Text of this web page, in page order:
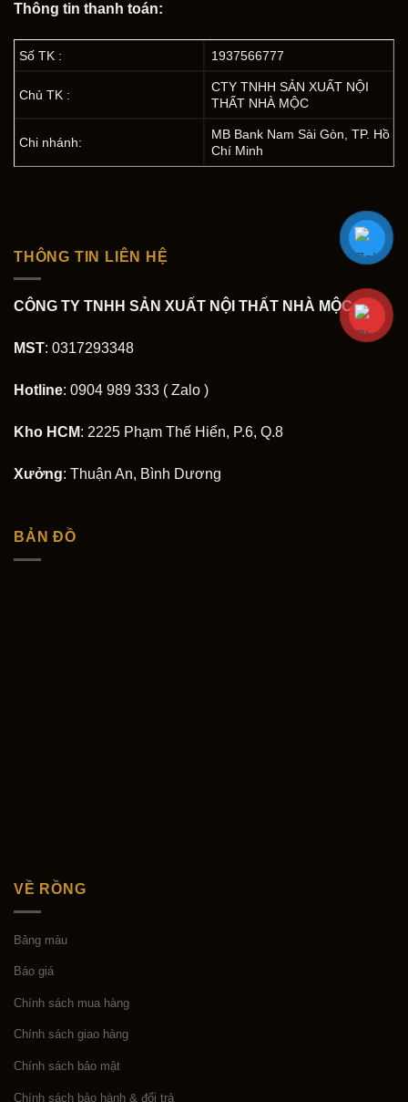
Thông tin thanh toán:
Số TK : 1937566777
Chủ TK :
CTY TNHH SẢN XUẤT NỘI
THẤT NHÀ MỘC
Chi nhánh:
MB Bank Nam Sài Gòn, TP. Hồ
Chí Minh
THÔNG TIN LIÊN HỆ
CÔNG TY TNHH SẢN XUẤT NỘI THẤT NHÀ MỘC
MST: 0317293348
Hotline: 0904 989 333 ( Zalo )
Kho HCM: 2225 Phạm Thế Hiển, P.6, Q.8
Xưởng: Thuận An, Bình Dương
BẢN ĐỒ
VỀ RỒNG
Bảng màu
Báo giá
Chính sách mua hàng
Chính sách giao hàng
Chính sách bảo mật
Chính sách bảo hành & đổi trả